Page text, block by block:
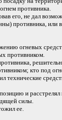
противника.
его, не дал
противника, или
огневых
противником.
кто под
технические
и расстрелял
силы.
ее.